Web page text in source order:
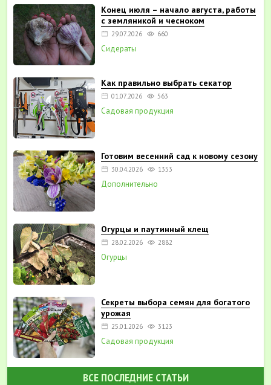
Конец июля – начало августа, работы
с земляникой и чесноком
29.07.2026 660
Сидераты
Как правильно выбрать секатор
01.07.2026 563
Садовая продукция
Готовим весенний сад к новому сезону
30.04.2026 1353
Дополнительно
Огурцы и паутинный клещ
28.02.2026 2882
Огурцы
Секреты выбора семян для богатого
урожая
25.01.2026 3123
Садовая продукция
ВСЕ ПОСЛЕДНИЕ СТАТЬИ